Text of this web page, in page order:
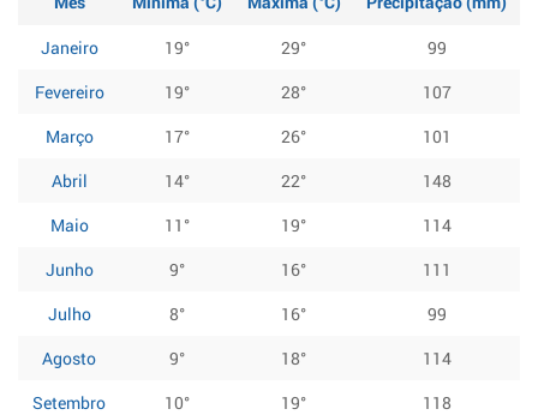
Janeiro
19° 29°
99
Fevereiro
19° 28°
107
Março
17° 26°
101
Abril
14° 22°
148
Maio
11° 19°
114
Junho
9° 16°
111
Julho
8° 16°
99
Agosto
9° 18°
114
Setembro
10° 19°
118